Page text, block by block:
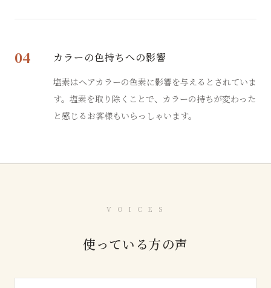
04 カラーの色持ちへの影響
塩素はヘアカラーの色素に影響を与えるとされていま
す。塩素を取り除くことで、カラーの持ちが変わった
と感じるお客様もいらっしゃいます。
V O I C E S
使っている方の声